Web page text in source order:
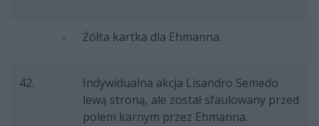
Żółta kartka dla Ehmanna.
42.
Indywidualna akcja Lisandro Semedo
lewą stroną, ale został sfaulowany przed
polem karnym przez Ehmanna.